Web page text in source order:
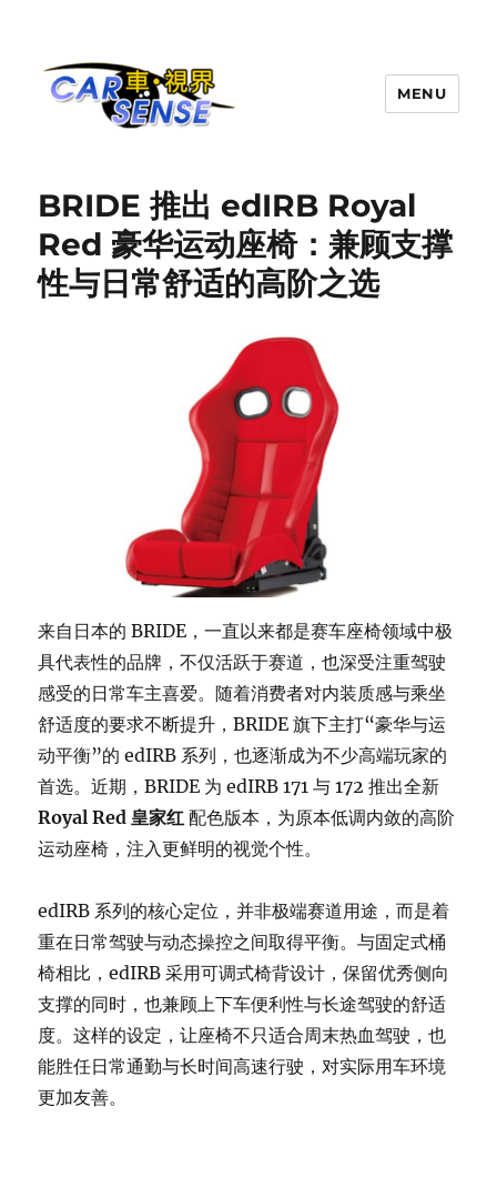
MENU
BRIDE 推出 edIRB Royal
Red 豪华运动座椅：兼顾支撑
性与日常舒适的高阶之选
来自日本的 BRIDE，一直以来都是赛车座椅领域中极
具代表性的品牌，不仅活跃于赛道，也深受注重驾驶
感受的日常车主喜爱。随着消费者对内装质感与乘坐
舒适度的要求不断提升，BRIDE 旗下主打“豪华与运
动平衡”的 edIRB 系列，也逐渐成为不少高端玩家的
首选。近期，BRIDE 为 edIRB 171 与 172 推出全新
Royal Red 皇家红 配色版本，为原本低调内敛的高阶
运动座椅，注入更鲜明的视觉个性。
edIRB 系列的核心定位，并非极端赛道用途，而是着
重在日常驾驶与动态操控之间取得平衡。与固定式桶
椅相比，edIRB 采用可调式椅背设计，保留优秀侧向
支撑的同时，也兼顾上下车便利性与长途驾驶的舒适
度。这样的设定，让座椅不只适合周末热血驾驶，也
能胜任日常通勤与长时间高速行驶，对实际用车环境
更加友善。